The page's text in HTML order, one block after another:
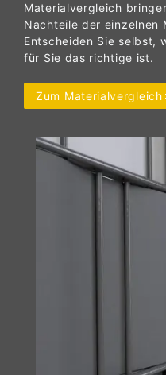
Materialvergleich
Nachteile der einzelnen
Entscheiden Sie selbst,
für Sie das richtige ist.
Zum Materialvergleich